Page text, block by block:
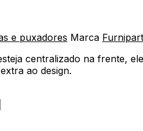
e puxadores Marca Furnipart
centralizado na frente,
ao design.